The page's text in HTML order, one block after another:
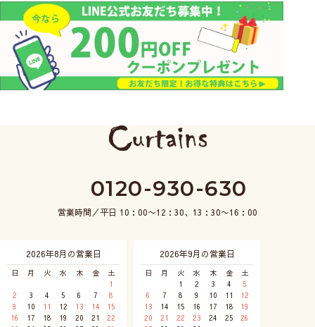
0120-930-630
営業時間／平日 10：00〜12：30、13：30〜16：00
2026年8月の営業日
日 月 火 水 木 金
土
1
2
3 4 5 6 7
8
9
10 11 12 13 14
15
16
17 18 19 20 21
22
2026年9月の営業日
日 月 火 水 木 金
土
1
2 3 4
5
6
7 8 9 10 11
12
13
14 15 16 17 18
19
20
21 22 23 24 25
26